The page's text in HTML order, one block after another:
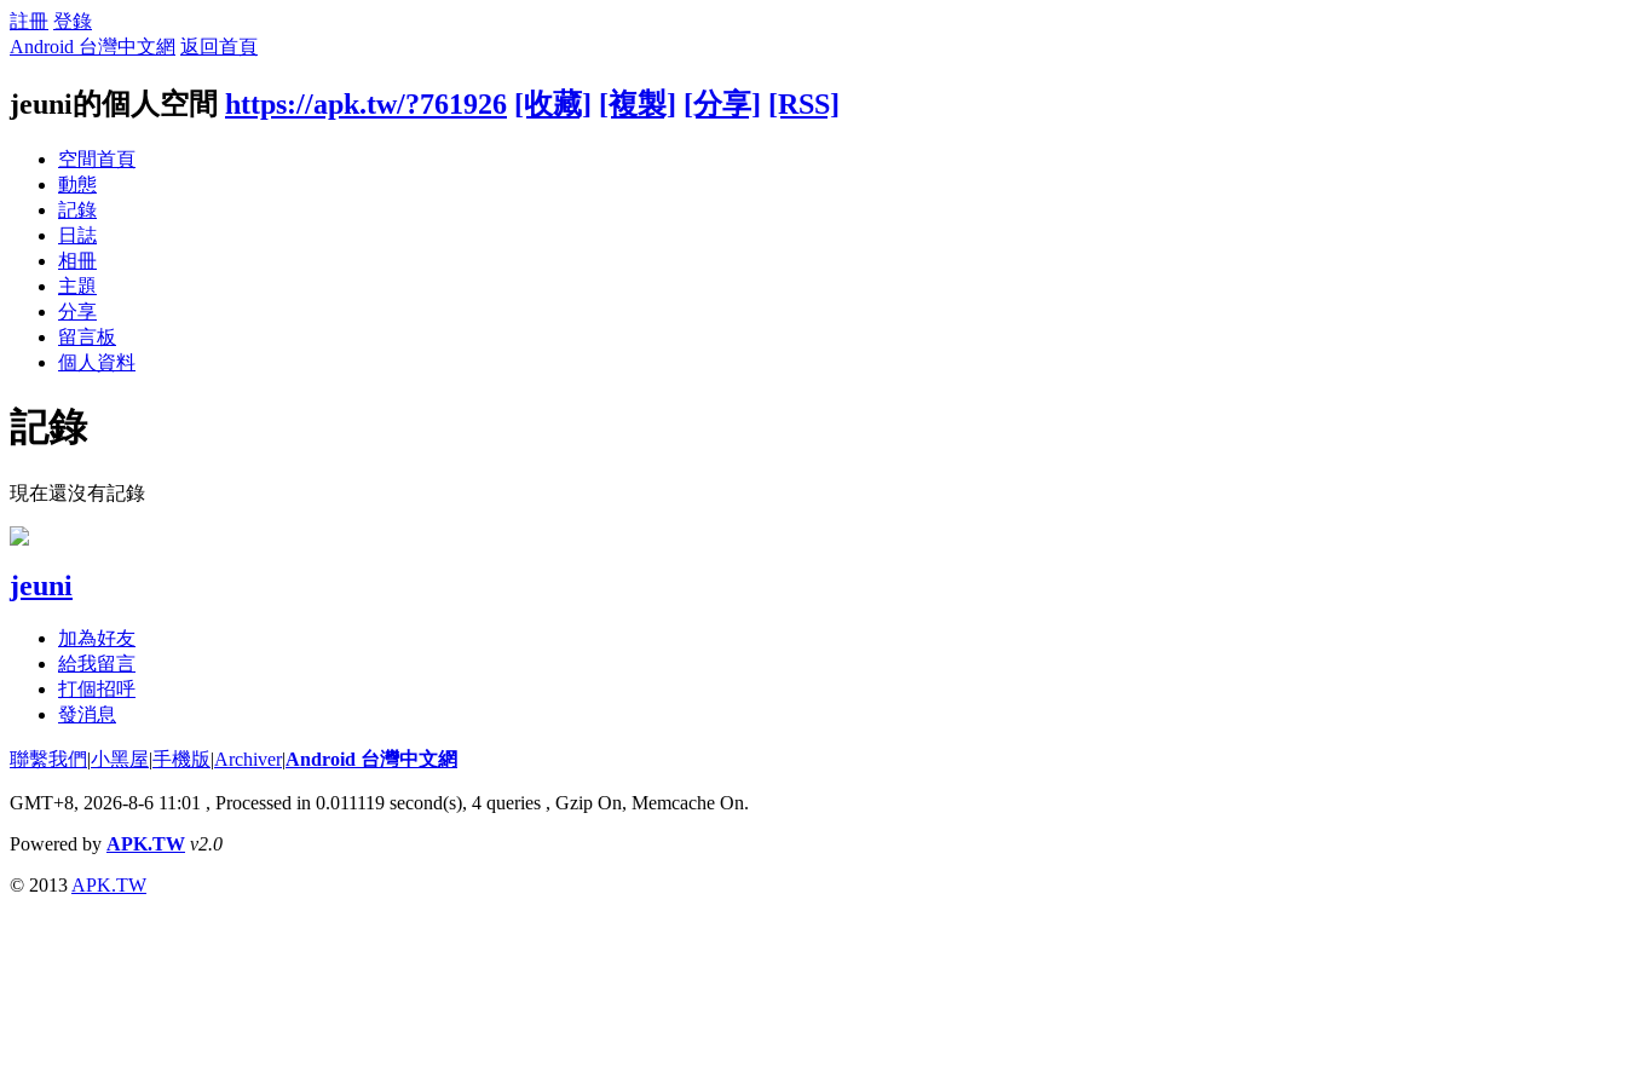
註冊 登錄
Android 台灣中文網 返回首頁
jeuni的個人空間 https://apk.tw/?761926 [收藏] [複製] [分享] [RSS]
空間首頁
動態
記錄
日誌
相冊
主題
分享
留言板
個人資料
記錄
現在還沒有記錄
jeuni
加為好友
給我留言
打個招呼
發消息
聯繫我們|小黑屋|手機版|Archiver|Android 台灣中文網
GMT+8, 2026-8-6 11:01 , Processed in 0.011119 second(s), 4 queries , Gzip On, Memcache On.
Powered by APK.TW v2.0
© 2013 APK.TW